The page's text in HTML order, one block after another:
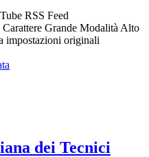
RSS Feed
Carattere Grande Modalità Alto
impostazioni originali
dei Tecnici